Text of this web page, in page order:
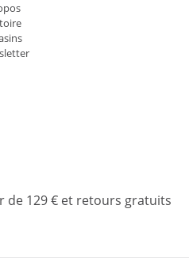
129 € et retours gratuits